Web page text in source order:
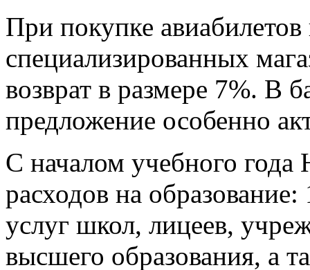
При покупке авиабилетов
специализированных
возврат в размере 7%. В
предложение особенно
С началом учебного
расходов на
услуг школ, лицеев,
высшего образования, а